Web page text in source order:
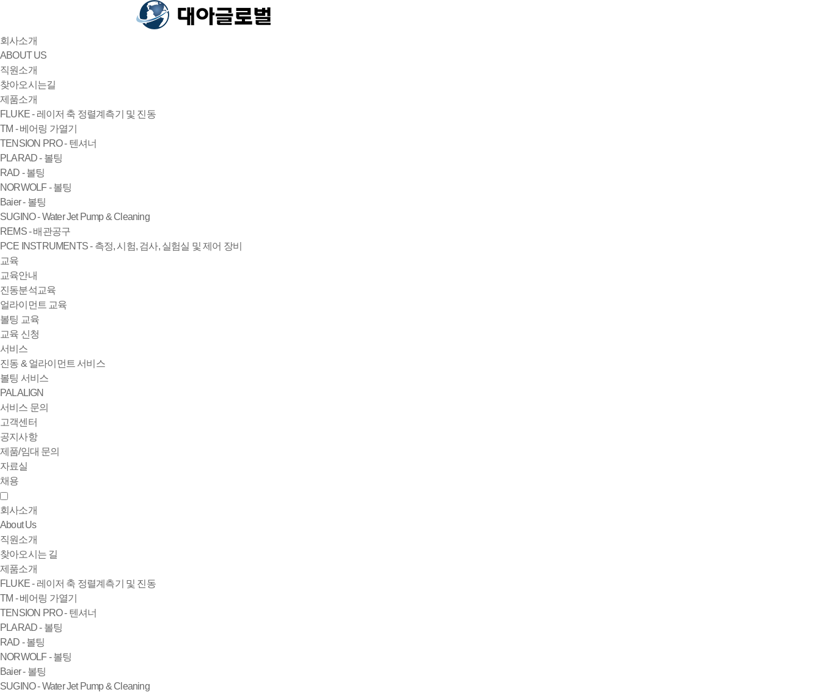
회사소개
ABOUT US
직원소개
찾아오시는길
제품소개
FLUKE - 레이저 축 정렬계측기 및 진동
TM - 베어링 가열기
TENSION PRO - 텐셔너
PLARAD - 볼팅
RAD - 볼팅
NORWOLF - 볼팅
Baier - 볼팅
SUGINO - Water Jet Pump & Cleaning
REMS - 배관공구
PCE INSTRUMENTS - 측정, 시험, 검사, 실험실 및 제어 장비
교육
교육안내
진동분석교육
얼라이먼트 교육
볼팅 교육
교육 신청
서비스
진동 & 얼라이먼트 서비스
볼팅 서비스
PALALIGN
서비스 문의
고객센터
공지사항
제품/임대 문의
자료실
채용
회사소개
About Us
직원소개
찾아오시는 길
제품소개
FLUKE - 레이저 축 정렬계측기 및 진동
TM - 베어링 가열기
TENSION PRO - 텐셔너
PLARAD - 볼팅
RAD - 볼팅
NORWOLF - 볼팅
Baier - 볼팅
SUGINO - Water Jet Pump & Cleaning